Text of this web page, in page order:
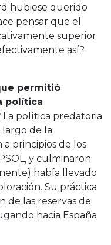
hubiese querido
pensar que el
superior
así?
permitió
política
La política predatoria
de la
principios de los
y culminaron
había llevado
Su práctica
de las reservas de
hacia España